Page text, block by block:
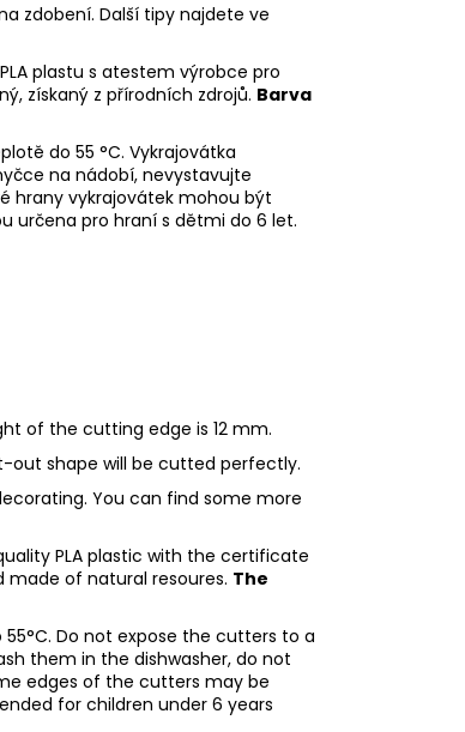
zdobení. Další tipy najdete ve
plastu s atestem výrobce pro
získaný z přírodních zdrojů. Barva
do 55 °C. Vykrajovátka
na nádobí, nevystavujte
hrany vykrajovátek mohou být
určena pro hraní s dětmi do 6 let.
of the cutting edge is 12 mm.
out shape will be cutted perfectly.
You can find some more
PLA plastic with the certificate
of natural resoures. The
Do not expose the cutters to a
them in the dishwasher, do not
edges of the cutters may be
for children under 6 years